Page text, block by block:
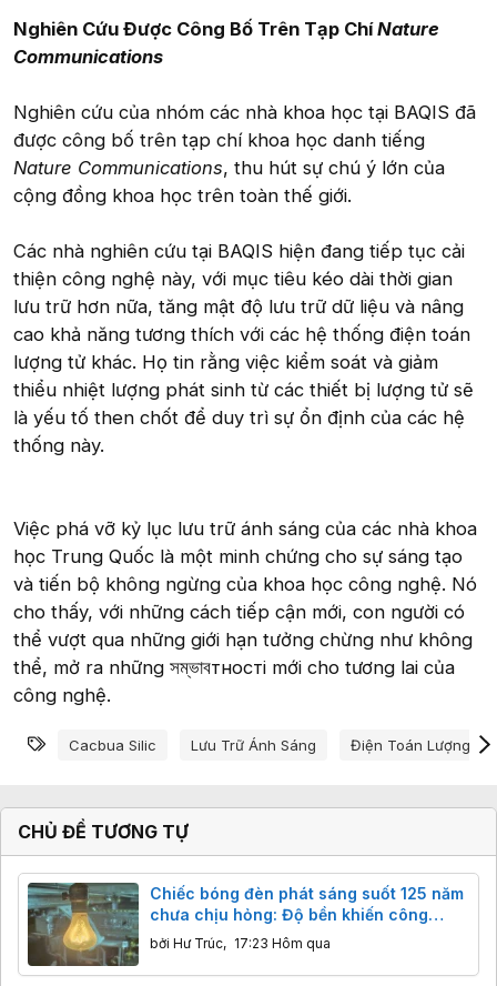
Nghiên Cứu Được Công Bố Trên Tạp ChíNature
Communications
Nghiên cứu của nhóm các nhà khoa học tại BAQIS đã
được công bố trên tạp chí khoa học danh tiếng
Nature Communications, thu hút sự chú ý lớn của
cộng đồng khoa học trên toàn thế giới.
Các nhà nghiên cứu tại BAQIS hiện đang tiếp tục cải
thiện công nghệ này, với mục tiêu kéo dài thời gian
lưu trữ hơn nữa, tăng mật độ lưu trữ dữ liệu và nâng
cao khả năng tương thích với các hệ thống điện toán
lượng tử khác. Họ tin rằng việc kiểm soát và giảm
thiểu nhiệt lượng phát sinh từ các thiết bị lượng tử sẽ
là yếu tố then chốt để duy trì sự ổn định của các hệ
thống này.
Việc phá vỡ kỷ lục lưu trữ ánh sáng của các nhà khoa
học Trung Quốc là một minh chứng cho sự sáng tạo
và tiến bộ không ngừng của khoa học công nghệ. Nó
cho thấy, với những cách tiếp cận mới, con người có
thể vượt qua những giới hạn tưởng chừng như không
thể, mở ra những সম্ভাবтності mới cho tương lai của
công nghệ.
Từ khóa
Cacbua Silic Lưu Trữ Ánh Sáng Điện Toán Lượng Tử
CHỦ ĐỀ TƯƠNG TỰ
Chiếc bóng đèn phát sáng suốt 125 năm
chưa chịu hỏng: Độ bền khiến công
nghệ hiện đại cũng phải ngả nón
bởi Hư Trúc, 17:23 Hôm qua